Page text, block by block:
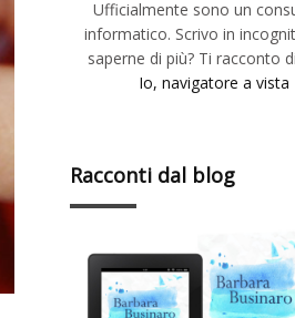
Ufficialmente sono un
informatico. Scrivo in
saperne di più? Ti racconto
Io, navigatore a vista
Racconti dal blog